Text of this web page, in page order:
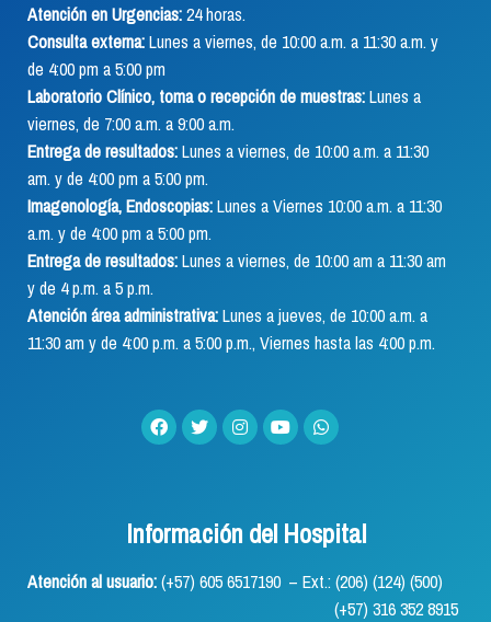
Atención en Urgencias:24 horas.
Consulta externa:Lunes a viernes, de 10:00 a.m. a 11:30 a.m. y
de 4:00 pm a 5:00 pm
Laboratorio Clínico, toma o recepción de muestras:Lunes a
viernes, de 7:00 a.m. a 9:00 a.m.
Entrega de resultados:Lunes a viernes, de 10:00 a.m. a 11:30
am. y de 4:00 pm a 5:00 pm.
Imagenología, Endoscopias:Lunes a Viernes 10:00 a.m. a 11:30
a.m. y de 4:00 pm a 5:00 pm.
Entrega de resultados:Lunes a viernes, de 10:00 am a 11:30 am
y de 4 p.m. a 5 p.m.
Atención área administrativa:Lunes a jueves, de 10:00 a.m. a
11:30 am y de 4:00 p.m. a 5:00 p.m., Viernes hasta las 4:00 p.m.
Información del Hospital
Atención al usuario:(+57) 605 6517190 – Ext.: (206) (124) (500)
(+57) 316 352 8915